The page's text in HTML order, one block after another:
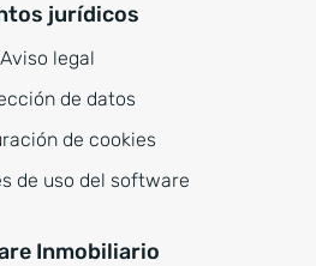
jurídicos
Aviso legal
de datos
de cookies
de uso del software
Inmobiliario